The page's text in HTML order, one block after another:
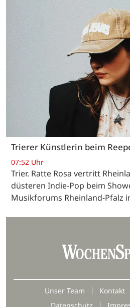
Trierer Künstlerin beim
07:52 Uhr
Trier. Ratte Rosa vertritt
düsteren Indie-Pop beim
Musikforums Rheinland-Pfalz
Unser Team Kontakt